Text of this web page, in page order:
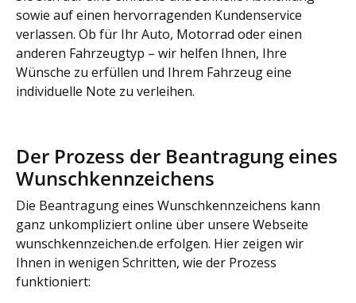
sowie auf einen hervorragenden Kundenservice
verlassen. Ob für Ihr Auto, Motorrad oder einen
anderen Fahrzeugtyp – wir helfen Ihnen, Ihre
Wünsche zu erfüllen und Ihrem Fahrzeug eine
individuelle Note zu verleihen.
Der Prozess der Beantragung eines
Wunschkennzeichens
Die Beantragung eines Wunschkennzeichens kann
ganz unkompliziert online über unsere Webseite
wunschkennzeichen.de erfolgen. Hier zeigen wir
Ihnen in wenigen Schritten, wie der Prozess
funktioniert: